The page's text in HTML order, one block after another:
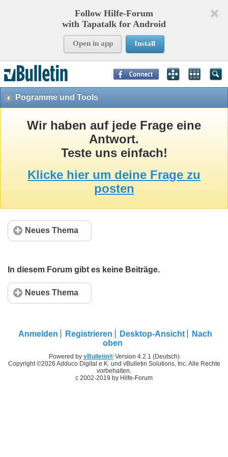
Follow Hilfe-Forum
with Tapatalk for Android
Open in app Install
Pogramme und Tools
Wir haben auf jede Frage eine
Antwort.
Teste uns einfach!
Klicke hier um deine Frage zu
posten
Neues Thema
In diesem Forum gibt es keine Beiträge.
Neues Thema
Anmelden Registrieren Desktop-Ansicht
Nach
oben
Powered by vBulletin®Version 4.2.1 (Deutsch)
Copyright ©2026 Adduco Digital e.K. und vBulletin Solutions, Inc. Alle Rechte
vorbehalten.
c 2002-2019 by Hilfe-Forum
Page Time:0,07919
Templates:26